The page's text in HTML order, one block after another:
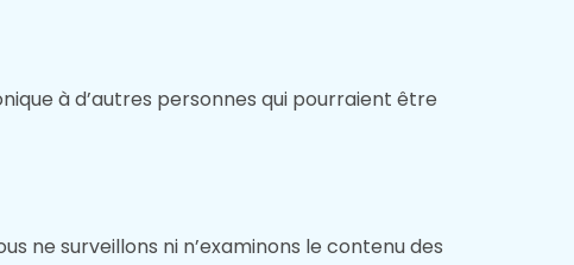
à d’autres personnes qui pourraient être
ne surveillons ni n’examinons le contenu des